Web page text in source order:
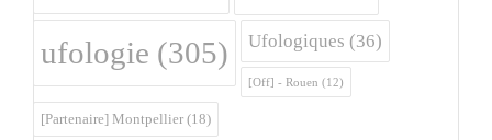
ufologie (305) Ufologiques (36)
[Off] - Rouen (12)
[Partenaire] Montpellier (18)